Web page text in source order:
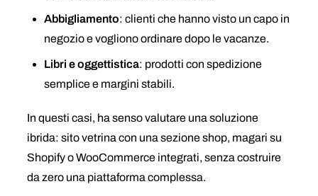
Abbigliamento: clienti che hanno visto un capo in
negozio e vogliono ordinare dopo le vacanze.
Libri e oggettistica: prodotti con spedizione
semplice e margini stabili.
In questi casi, ha senso valutare una soluzione
ibrida: sito vetrina con una sezione shop, magari su
Shopify o WooCommerce integrati, senza costruire
da zero una piattaforma complessa.